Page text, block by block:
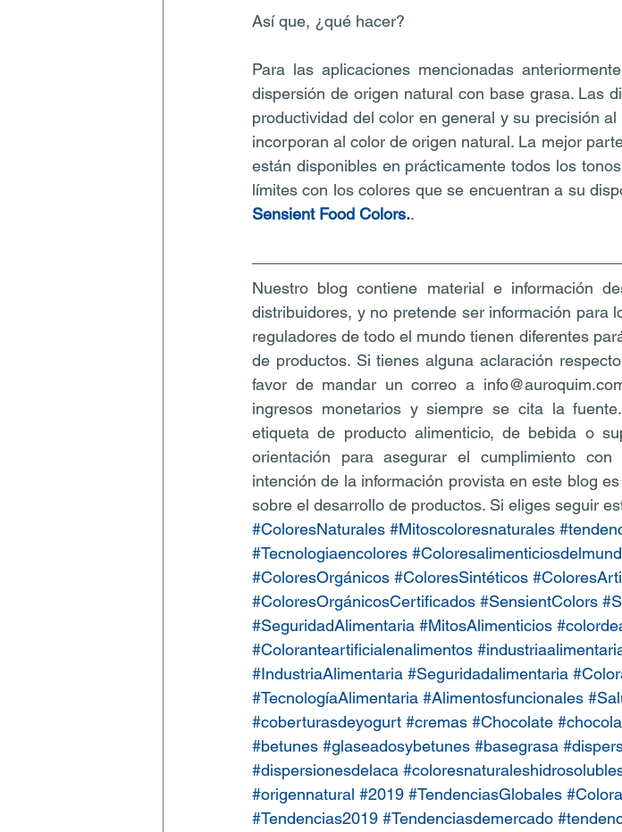
Así que, ¿qué hacer?
Para las aplicaciones mencionadas
dispersión de origen natural con base grasa. Las
productividad del color en general y su precisión
incorporan al color de origen natural. La mejor
están disponibles en prácticamente todos los
límites con los colores que se encuentran a su
Sensient Food Colors..
Nuestro blog contiene material e información
distribuidores, y no pretende ser información para
reguladores de todo el mundo tienen diferentes
de productos. Si tienes alguna aclaración
favor de mandar un correo a
ingresos monetarios y siempre se cita la
etiqueta de producto alimenticio, de bebida o
orientación para asegurar el cumplimiento
intención de la información provista en este blog
sobre el desarrollo de productos. Si eliges seguir
#ColoresNaturales #Mitoscoloresnaturales
#Tecnologiaencolores
#ColoresOrgánicos #ColoresSintéticos
#ColoresOrgánicosCertificados #SensientColors
#SeguridadAlimentaria #MitosAlimenticios
#Coloranteartificialenalimentos
#IndustriaAlimentaria #Seguridadalimentaria
#TecnologíaAlimentaria #Alimentosfuncionales
#coberturasdeyogurt #cremas #Chocolate
#betunes #glaseadosybetunes #basegrasa
#dispersionesdelaca
#origennatural #2019 #TendenciasGlobales
#Tendencias2019 #Tendenciasdemercado